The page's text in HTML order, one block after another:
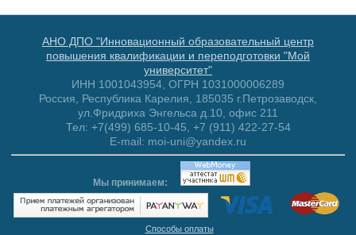
АНО ДПО "Инновационный образовательный центр
повышения квалификации и переподготовки "Мой
университет"
ИНН 1001043954, ОГРН 1031000006289
Россия, Республика Карелия, 185035 г.Петрозаводск,
ул.Фридриха Энгельса д.10, офис 211
Тел: +7(499) 685-10-45, +7 (911) 422-27-54
E-mail: moi-uni@yandex.ru
Мы принимаем:
Способы оплаты